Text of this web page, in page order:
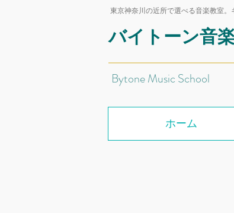
東京神奈川の近所で選べる音楽教
バイトーン音
Bytone Music School
ホーム